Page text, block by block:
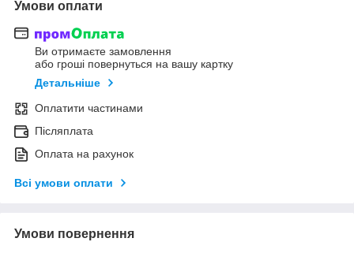
Умови оплати
Ви отримаєте замовлення
або гроші повернуться на вашу картку
Детальніше
Оплатити частинами
Післяплата
Оплата на рахунок
Всі умови оплати
Умови повернення